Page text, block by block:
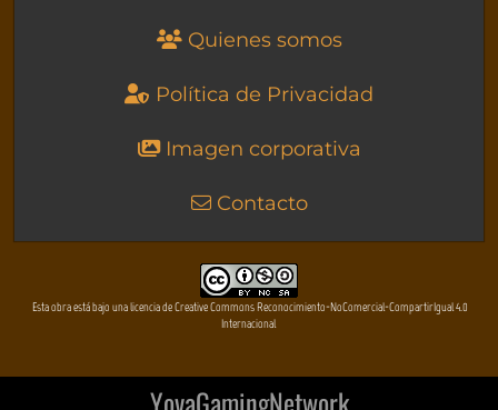
Quienes somos
Política de Privacidad
Imagen corporativa
Contacto
Esta obra está bajo una licencia de Creative Commons Reconocimiento-NoComercial-CompartirIgual 4.0
Internacional